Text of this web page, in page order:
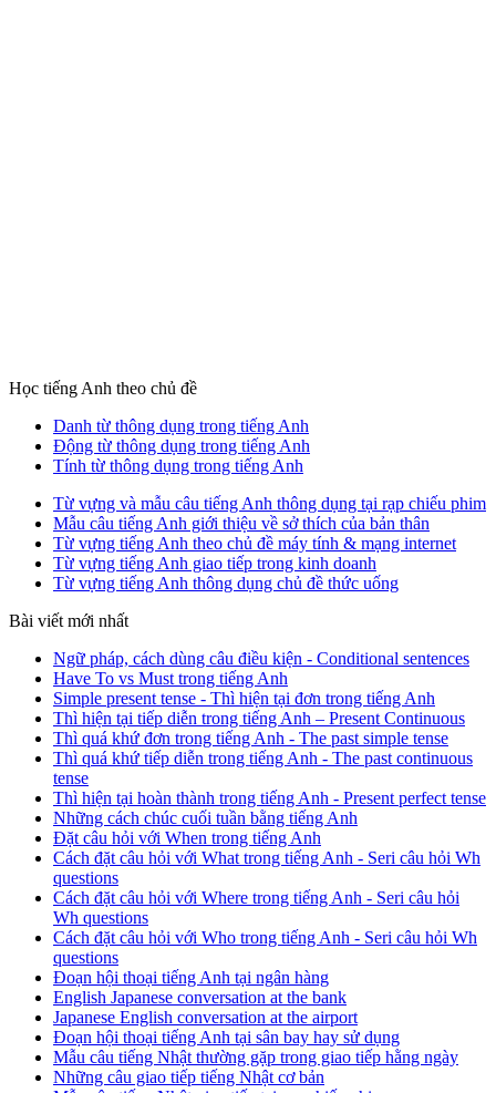
Học tiếng Anh theo chủ đề
Danh từ thông dụng trong tiếng Anh
Động từ thông dụng trong tiếng Anh
Tính từ thông dụng trong tiếng Anh
Từ vựng và mẫu câu tiếng Anh thông dụng tại rạp chiếu phim
Mẫu câu tiếng Anh giới thiệu về sở thích của bản thân
Từ vựng tiếng Anh theo chủ đề máy tính & mạng internet
Từ vựng tiếng Anh giao tiếp trong kinh doanh
Từ vựng tiếng Anh thông dụng chủ đề thức uống
Bài viết mới nhất
Ngữ pháp, cách dùng câu điều kiện - Conditional sentences
Have To vs Must trong tiếng Anh
Simple present tense - Thì hiện tại đơn trong tiếng Anh
Thì hiện tại tiếp diễn trong tiếng Anh – Present Continuous
Thì quá khứ đơn trong tiếng Anh - The past simple tense
Thì quá khứ tiếp diễn trong tiếng Anh - The past continuous
tense
Thì hiện tại hoàn thành trong tiếng Anh - Present perfect tense
Những cách chúc cuối tuần bằng tiếng Anh
Đặt câu hỏi với When trong tiếng Anh
Cách đặt câu hỏi với What trong tiếng Anh - Seri câu hỏi Wh
questions
Cách đặt câu hỏi với Where trong tiếng Anh - Seri câu hỏi
Wh questions
Cách đặt câu hỏi với Who trong tiếng Anh - Seri câu hỏi Wh
questions
Đoạn hội thoại tiếng Anh tại ngân hàng
English Japanese conversation at the bank
Japanese English conversation at the airport
Đoạn hội thoại tiếng Anh tại sân bay hay sử dụng
Mẫu câu tiếng Nhật thường gặp trong giao tiếp hằng ngày
Những câu giao tiếp tiếng Nhật cơ bản